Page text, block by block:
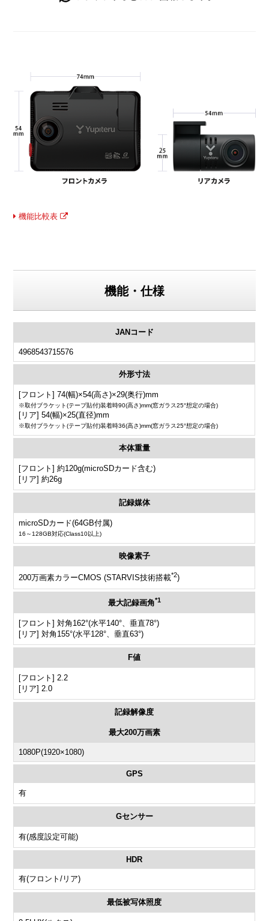
機能比較表
機能・仕様
JANコード
4968543715576
外形寸法
[フロント] 74(幅)×54(高さ)×29(奥行)mm
※取付ブラケット(テープ貼付)装着時90(高さ)mm(窓ガラス25°想定の場合)
[リア] 54(幅)×25(直径)mm
※取付ブラケット(テープ貼付)装着時36(高さ)mm(窓ガラス25°想定の場合)
本体重量
[フロント] 約120g(microSDカード含む)
[リア] 約26g
記録媒体
microSDカード(64GB付属)
16～128GB対応(Class10以上)
映像素子
200万画素カラーCMOS (STARVIS技術搭載*2)
最大記録画角*1
[フロント] 対角162°(水平140°、垂直78°)
[リア] 対角155°(水平128°、垂直63°)
F値
[フロント] 2.2
[リア] 2.0
記録解像度
最大200万画素
1080P(1920×1080)
GPS
有
Gセンサー
有(感度設定可能)
HDR
有(フロント/リア)
最低被写体照度